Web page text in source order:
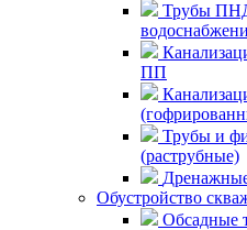
Трубы
ПП
Трубы и
(раструбные)
Обустройство
Обсадные